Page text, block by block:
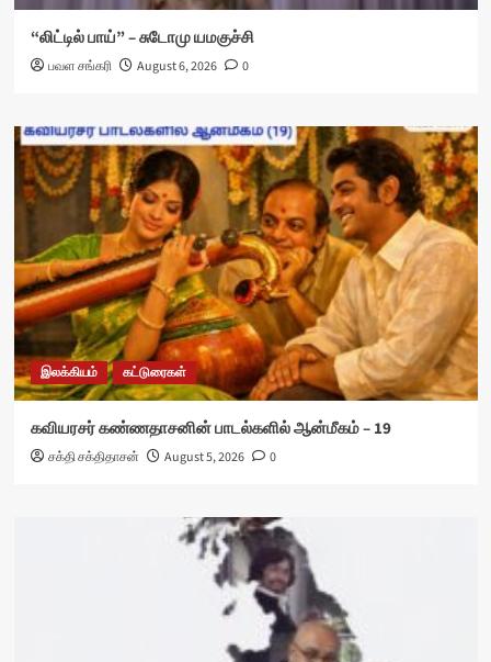
“லிட்டில் பாய்” – சுடோமு யமகுச்சி
பவள சங்கரி August 6, 2026 0
இலக்கியம் கட்டுரைகள்
கவியரசர் கண்ணதாசனின் பாடல்களில் ஆன்மீகம் – 19
சக்தி சக்திதாசன் August 5, 2026 0